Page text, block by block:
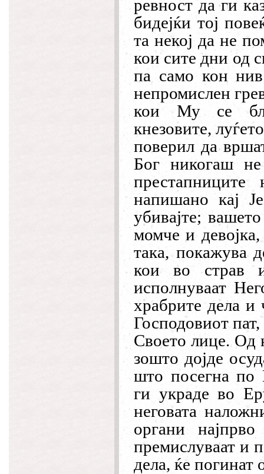
ревност да ги
бидејќи тој
та некој да не
кои сите дни од
па само кон нив
непромислен
кои Му се
кнезовите,
поверил да
Бог никогаш
напишано кај
убивајте;
момче и
така, покажува
кои во страв
исполнуваат
храбрите дела и
Господовиот
Своето лице. Од
зошто дојде
што посегна по
ги украде во
неговата
органи
премислуваат и
дела, ќе погинат